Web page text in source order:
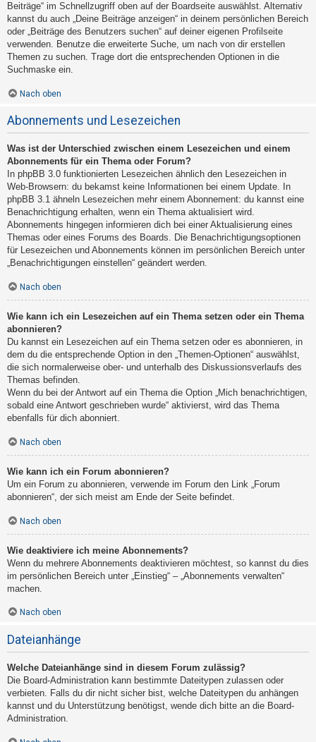
Beiträge“ im Schnellzugriff oben auf der Boardseite auswählst. Alternativ
kannst du auch „Deine Beiträge anzeigen“ in deinem persönlichen Bereich
oder „Beiträge des Benutzers suchen“ auf deiner eigenen Profilseite
verwenden. Benutze die erweiterte Suche, um nach von dir erstellen
Themen zu suchen. Trage dort die entsprechenden Optionen in die
Suchmaske ein.
Nach oben
Abonnements und Lesezeichen
Was ist der Unterschied zwischen einem Lesezeichen und einem
Abonnements für ein Thema oder Forum?
In phpBB 3.0 funktionierten Lesezeichen ähnlich den Lesezeichen in
Web-Browsern: du bekamst keine Informationen bei einem Update. In
phpBB 3.1 ähneln Lesezeichen mehr einem Abonnement: du kannst eine
Benachrichtigung erhalten, wenn ein Thema aktualisiert wird.
Abonnements hingegen informieren dich bei einer Aktualisierung eines
Themas oder eines Forums des Boards. Die Benachrichtigungsoptionen
für Lesezeichen und Abonnements können im persönlichen Bereich unter
„Benachrichtigungen einstellen“ geändert werden.
Nach oben
Wie kann ich ein Lesezeichen auf ein Thema setzen oder ein Thema
abonnieren?
Du kannst ein Lesezeichen auf ein Thema setzen oder es abonnieren, in
dem du die entsprechende Option in den „Themen-Optionen“ auswählst,
die sich normalerweise ober- und unterhalb des Diskussionsverlaufs des
Themas befinden.
Wenn du bei der Antwort auf ein Thema die Option „Mich benachrichtigen,
sobald eine Antwort geschrieben wurde“ aktivierst, wird das Thema
ebenfalls für dich abonniert.
Nach oben
Wie kann ich ein Forum abonnieren?
Um ein Forum zu abonnieren, verwende im Forum den Link „Forum
abonnieren“, der sich meist am Ende der Seite befindet.
Nach oben
Wie deaktiviere ich meine Abonnements?
Wenn du mehrere Abonnements deaktivieren möchtest, so kannst du dies
im persönlichen Bereich unter „Einstieg“ – „Abonnements verwalten“
machen.
Nach oben
Dateianhänge
Welche Dateianhänge sind in diesem Forum zulässig?
Die Board-Administration kann bestimmte Dateitypen zulassen oder
verbieten. Falls du dir nicht sicher bist, welche Dateitypen du anhängen
kannst und du Unterstützung benötigst, wende dich bitte an die Board-
Administration.